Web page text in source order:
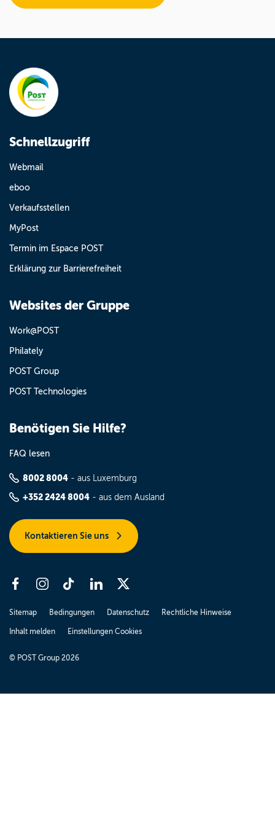
Schnellzugriff
Webmail
eboo
Verkaufsstellen
MyPost
Termin im Espace POST
Erklärung zur Barrierefreiheit
Websites der Gruppe
Work@POST
Philately
POST Group
POST Technologies
Benötigen Sie Hilfe?
FAQ lesen
8002 8004 - aus Luxemburg
+352 2424 8004 - aus dem Ausland
Kontaktieren Sie uns
Sitemap Bedingungen Datenschutz Rechtliche Hinweise
Inhalt melden Einstellungen Cookies
© POST Group 2026